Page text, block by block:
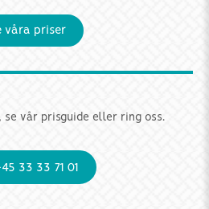
våra priser
se vår prisguide eller ring oss.
33 33 71 01